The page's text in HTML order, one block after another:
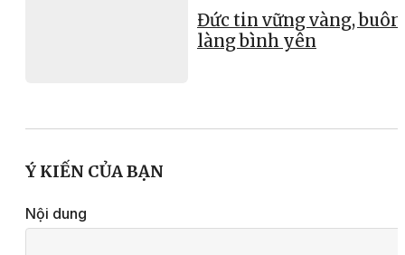
Đức tin vững vàng, buôn
làng bình yên
Ý KIẾN CỦA BẠN
Nội dung